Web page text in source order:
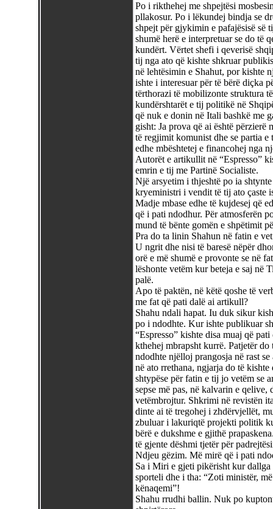
Po i rikthehej me shpejtësi
pllakosur. Po i lëkundej bindja se
shpejt për gjykimin e pafajësisë së
shumë herë e interpretuar se do të
kundërt. Vërtet shefi i qeverisë
tij nga ato që kishte shkruar
në lehtësimin e Shahut, por kishte
ishte i interesuar për të bërë diçka
tërthorazi të mobilizonte struktura
kundërshtarët e tij politikë në
që nuk e donin në Itali bashkë me
gisht: Ja prova që ai është përzierë
të regjimit komunist dhe se partia
edhe mbështetej e financohej nga
Autorët e artikullit në “Espresso”
emrin e tij me Partinë Socialiste.
Një arsyetim i thjeshtë po ia
kryeministri i vendit të tij ato çaste
Madje mbase edhe të kujdesej që
që i pati ndodhur. Për atmosferën
mund të bënte gomën e shpëtimit
Pra do ta linin Shahun në fatin e
U ngrit dhe nisi të baresë nëpër
orë e më shumë e provonte se në
lëshonte vetëm kur beteja e saj në
palë.
Apo të paktën, në këtë qoshe të
me fat që pati dalë ai artikull?
Shahu ndali hapat. Iu duk sikur
po i ndodhte. Kur ishte publikuar
“Espresso” kishte disa muaj që
kthehej mbrapsht kurrë. Patjetër
ndodhte njëlloj prangosja në rast
në ato rrethana, ngjarja do të
shtypëse për fatin e tij jo vetëm se
sepse më pas, në kalvarin e qelive,
vetëmbrojtur. Shkrimi në revistën
dinte ai të tregohej i zhdërvjellët,
zbuluar i lakuriqtë projekti politik
bërë e dukshme e gjithë
të gjente dëshmi tjetër për
Ndjeu gëzim. Më mirë që i pati
Sa i Miri e gjeti pikërisht kur
sporteli dhe i tha: “Zoti ministër,
kënaqemi”!
Shahu rrudhi ballin. Nuk po